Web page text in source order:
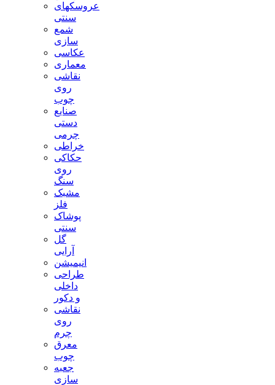
عروسکهای
سنتی
شمع
سازی
عکاسی
معماری
نقاشی
روی
چوب
صنایع
دستی
چرمی
خراطی
حکاکی
روی
سنگ
مشبک
فلز
پوشاک
سنتی
گل
آرایی
انیمیشن
طراحی
داخلی
و دکور
نقاشی
روی
چرم
معرق
چوب
جعبه
سازی